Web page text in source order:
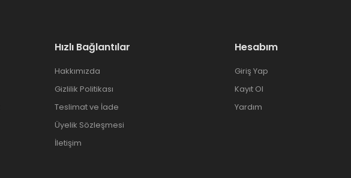
Hızlı Bağlantılar
Hakkımızda
Gizlilik Politikası
Teslimat ve İade
Üyelik Sözleşmesi
İletişim
Hesabım
Giriş Yap
Kayıt Ol
Yardım